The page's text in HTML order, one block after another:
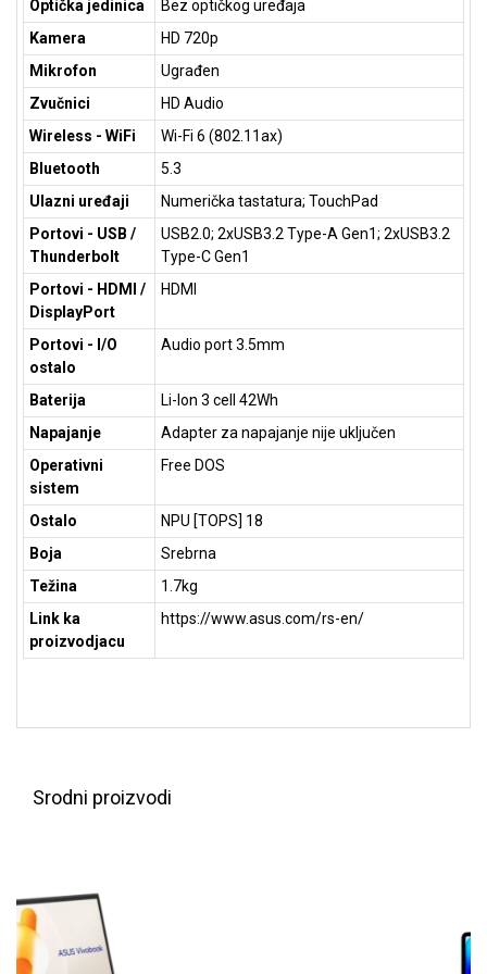
Blog
Način
Optička jedinica
Bez optičkog uređaja
Kamera
HD 720p
Mikrofon
Ugrađen
Zvučnici
HD Audio
Wireless - WiFi
Wi-Fi 6 (802.11ax)
Bluetooth
5.3
Ulazni uređaji
Numerička tastatura; TouchPad
Portovi - USB /
Thunderbolt
USB2.0; 2xUSB3.2 Type-A Gen1; 2xUSB3.2
Type-C Gen1
Portovi - HDMI /
DisplayPort
HDMI
Portovi - I/O
ostalo
Audio port 3.5mm
Baterija
Li-Ion 3 cell 42Wh
Napajanje
Adapter za napajanje nije uključen
Operativni
sistem
Free DOS
Ostalo
NPU [TOPS] 18
Boja
Srebrna
Težina
1.7kg
Link ka
proizvodjacu
https://www.asus.com/rs-en/
Srodni proizvodi